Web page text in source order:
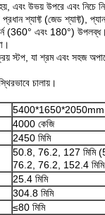
এবং উভয় উপরে এবং নিচে
শ্যাফ্ট (জেড শ্যাফ্ট),
(360° এবং 180°) উপলব্ধ।
স্টপ, যা শ্রম এবং সহজ
চালায়।
5400*1650*2050mm
4000 কেজি
2450 মিমি
50.8, 76.2, 127 মিমি
76.2, 76.2, 152.4
25.4 মিমি
304.8 মিমি
≤80 মিমি